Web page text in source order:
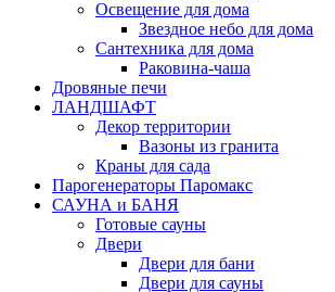
Освещение для дома
Звездное небо для дома
Сантехника для дома
Раковина-чаша
Дровяные печи
ЛАНДШАФТ
Декор территории
Вазоны из гранита
Краны для сада
Парогенераторы Паромакс
САУНА и БАНЯ
Готовые сауны
Двери
Двери для бани
Двери для сауны